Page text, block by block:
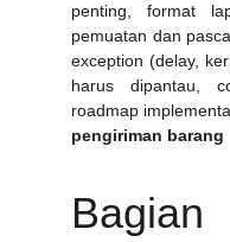
penting, format
pemuatan dan
exception (delay,
harus dipantau,
roadmap
pengiriman barang